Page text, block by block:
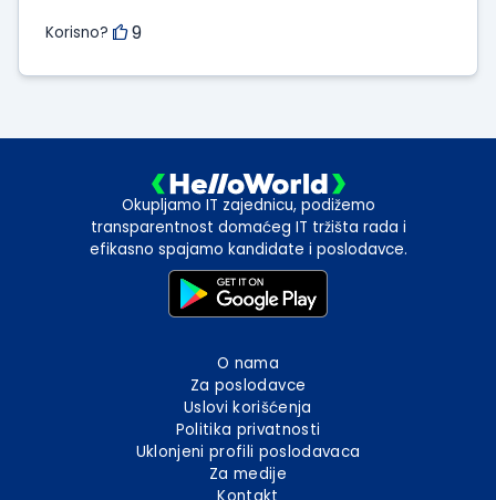
Korisno? 9
Okupljamo IT zajednicu, podižemo
transparentnost domaćeg IT tržišta rada i
efikasno spajamo kandidate i poslodavce.
O nama
Za poslodavce
Uslovi korišćenja
Politika privatnosti
Uklonjeni profili poslodavaca
Za medije